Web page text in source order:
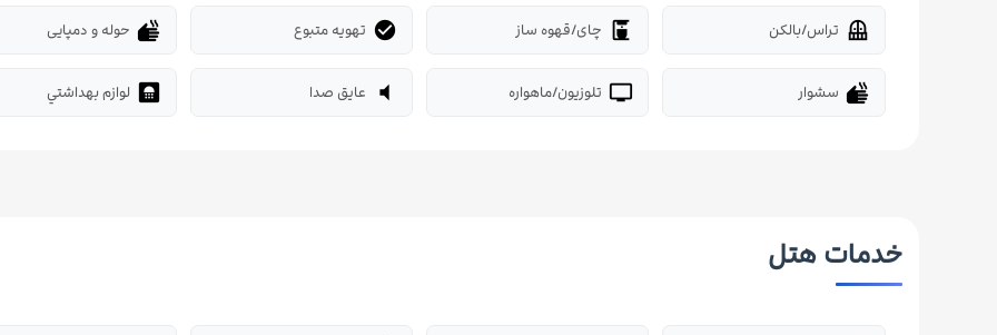
balcony تراس/بالکن coffee_maker چای/قهوه ساز check_circle تهویه متبوع dry حوله و دمپایی
dry سشوار tv تلوزیون/ماهواره volume_mute عایق صدا bathroom لوازم بهداشتي
خدمات هتل